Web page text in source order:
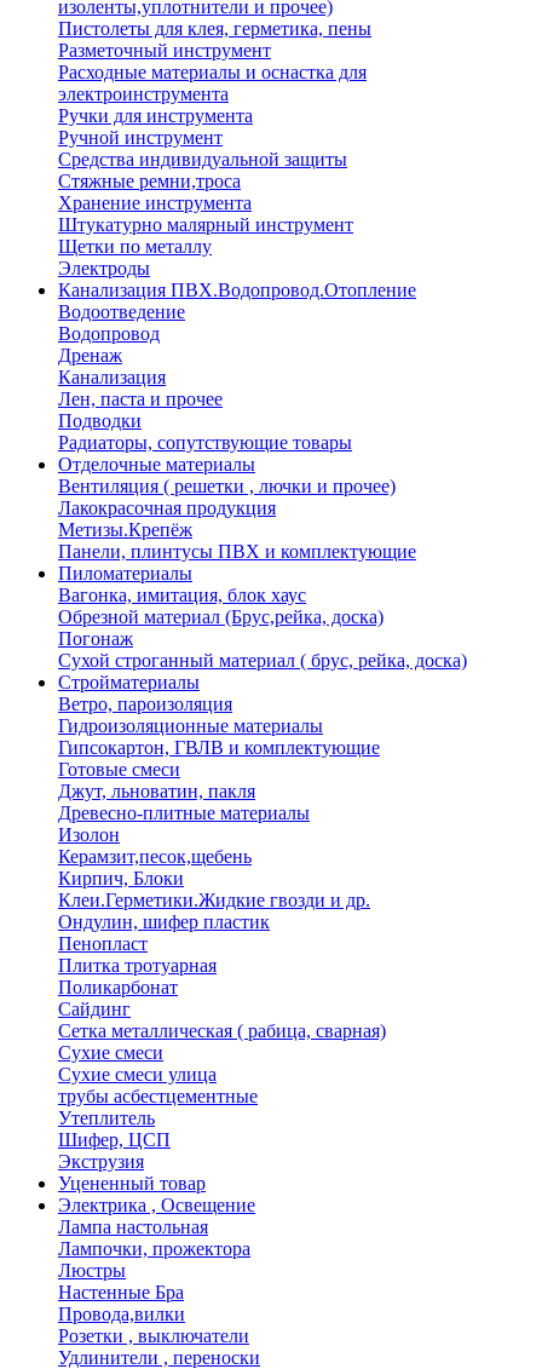
изоленты,уплотнители и прочее)
Пистолеты для клея, герметика, пены
Разметочный инструмент
Расходные материалы и оснастка для
электроинструмента
Ручки для инструмента
Ручной инструмент
Средства индивидуальной защиты
Стяжные ремни,троса
Хранение инструмента
Штукатурно малярный инструмент
Щетки по металлу
Электроды
Канализация ПВХ.Водопровод.Отопление
Водоотведение
Водопровод
Дренаж
Канализация
Лен, паста и прочее
Подводки
Радиаторы, сопутствующие товары
Отделочные материалы
Вентиляция ( решетки , лючки и прочее)
Лакокрасочная продукция
Метизы.Крепёж
Панели, плинтусы ПВХ и комплектующие
Пиломатериалы
Вагонка, имитация, блок хаус
Обрезной материал (Брус,рейка, доска)
Погонаж
Сухой строганный материал ( брус, рейка, доска)
Стройматериалы
Ветро, пароизоляция
Гидроизоляционные материалы
Гипсокартон, ГВЛВ и комплектующие
Готовые смеси
Джут, льноватин, пакля
Древесно-плитные материалы
Изолон
Керамзит,песок,щебень
Кирпич, Блоки
Клеи.Герметики.Жидкие гвозди и др.
Ондулин, шифер пластик
Пенопласт
Плитка тротуарная
Поликарбонат
Сайдинг
Сетка металлическая ( рабица, сварная)
Сухие смеси
Сухие смеси улица
трубы асбестцементные
Утеплитель
Шифер, ЦСП
Экструзия
Уцененный товар
Электрика , Освещение
Лампа настольная
Лампочки, прожектора
Люстры
Настенные Бра
Провода,вилки
Розетки , выключатели
Удлинители , переноски